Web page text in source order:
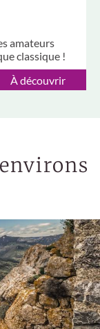
amateurs
classique !
À découvrir